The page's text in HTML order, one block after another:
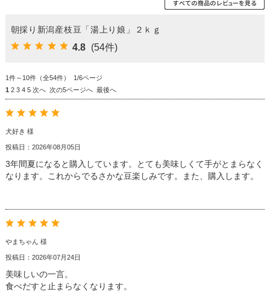
朝採り新潟産枝豆「湯上り娘」２ｋｇ
4.8 (54件)
1件～10件（全54件） 1/6ページ
1 2 3 4 5 次へ 次の5ページへ 最後へ
犬好き 様
投稿日：2026年08月05日
3年間夏になると購入しています。とても美味しくて手がとまらなく
なります。これからでるさかな豆楽しみです。また、購入します。
やまちゃん 様
投稿日：2026年07月24日
美味しいの一言。
食べだすと止まらなくなります。